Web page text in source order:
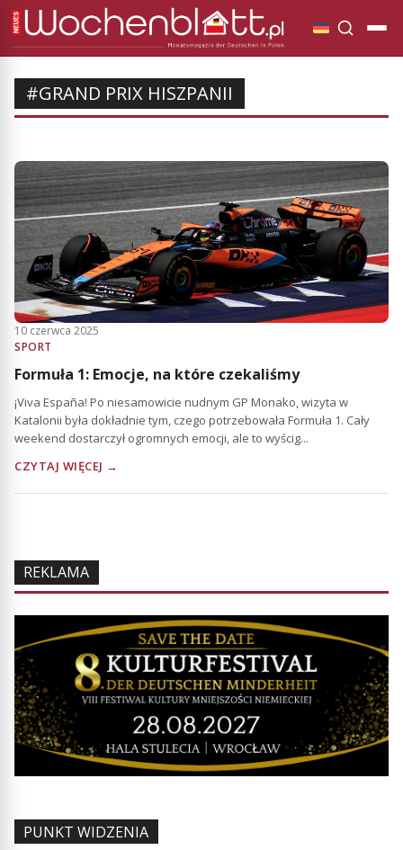
#GRAND PRIX HISZPANII
10 czerwca 2025
SPORT
Formuła 1: Emocje, na które czekaliśmy
¡Viva España! Po niesamowicie nudnym GP Monako, wizyta w
Katalonii była dokładnie tym, czego potrzebowała Formuła 1. Cały
weekend dostarczył ogromnych emocji, ale to wyścig...
CZYTAJ WIĘCEJ →
REKLAMA
PUNKT WIDZENIA